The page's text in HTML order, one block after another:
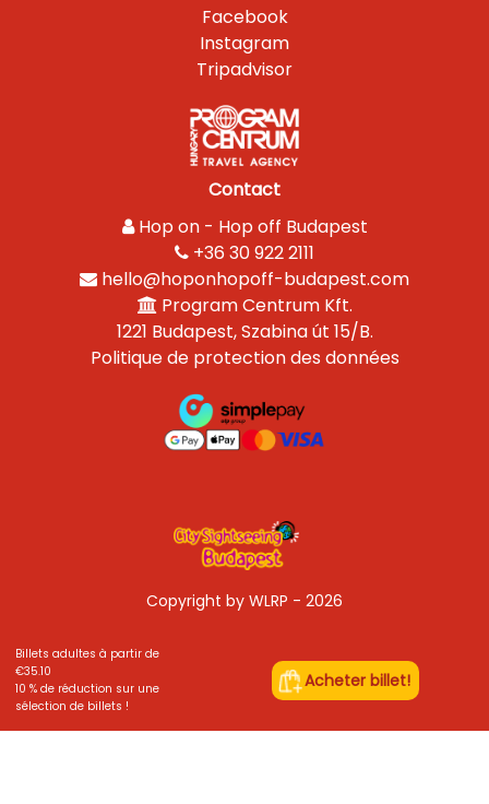
Facebook
Instagram
Tripadvisor
Contact
Hop on - Hop off Budapest
+36 30 922 2111
hello@hoponhopoff-budapest.com
Program Centrum Kft.
1221 Budapest, Szabina út 15/B.
Politique de protection des données
Copyright by WLRP - 2026
Billets adultes à partir de
€35.10
10 % de réduction sur une
sélection de billets !
Acheter billet!